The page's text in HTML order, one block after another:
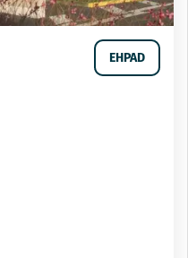
EHPAD